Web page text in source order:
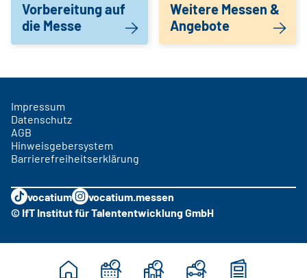
Vorbereitung auf
die Messe
Weitere Messen &
Angebote
Impressum
Datenschutz
AGB
Hinweisgebersystem
Barrierefreiheitserklärung
vocatium
vocatium.messen
© IfT Institut für Talententwicklung GmbH